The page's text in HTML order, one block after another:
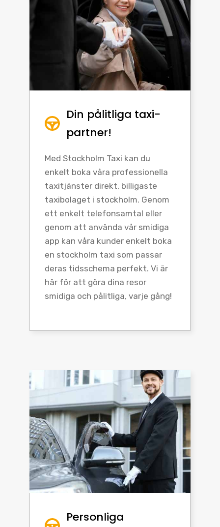
Din pålitliga taxi-
partner!
Med Stockholm Taxi kan du
enkelt boka våra professionella
taxitjänster direkt, billigaste
taxibolaget i stockholm. Genom
ett enkelt telefonsamtal eller
genom att använda vår smidiga
app kan våra kunder enkelt boka
en stockholm taxi som passar
deras tidsschema perfekt. Vi är
här för att göra dina resor
smidiga och pålitliga, varje gång!
Personliga